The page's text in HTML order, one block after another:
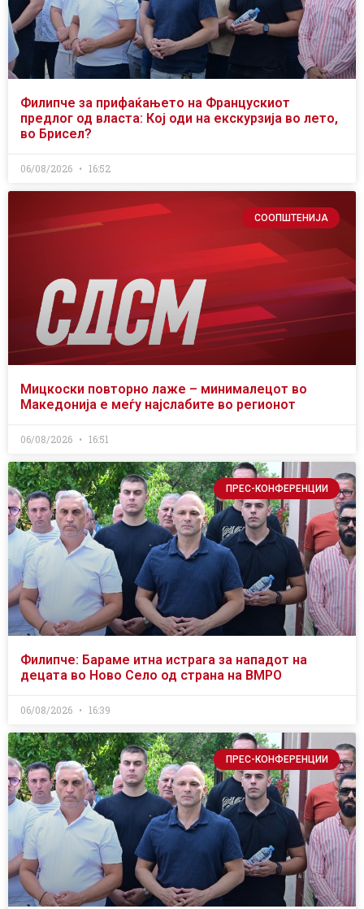
Филипче за прифаќањето на Францускиот
предлог од власта: Кој оди на екскурзија во лето,
во Брисел?
06/08/2026 16:52
СООПШТЕНИЈА
Мицкоски повторно лаже – минималецот во
Македонија е меѓу најслабите во регионот
06/08/2026 16:51
ПРЕС-КОНФЕРЕНЦИИ
Филипче: Бараме итна истрага за нападот на
децата во Ново Село од страна на ВМРО
06/08/2026 16:39
ПРЕС-КОНФЕРЕНЦИИ